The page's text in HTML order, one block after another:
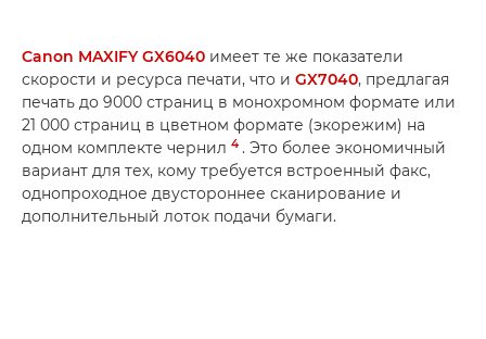
Canon MAXIFY GX6040 имеет те же показатели
скорости и ресурса печати, что и GX7040, предлагая
печать до 9000 страниц в монохромном формате или
21 000 страниц в цветном формате (экорежим) на
одном комплекте чернил 4 . Это более экономичный
вариант для тех, кому требуется встроенный факс,
однопроходное двустороннее сканирование и
дополнительный лоток подачи бумаги.